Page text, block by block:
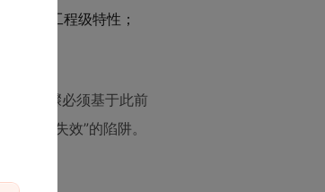
隔离等工程级特性；
操作步骤必须基于此前
但教程失效”的陷阱。